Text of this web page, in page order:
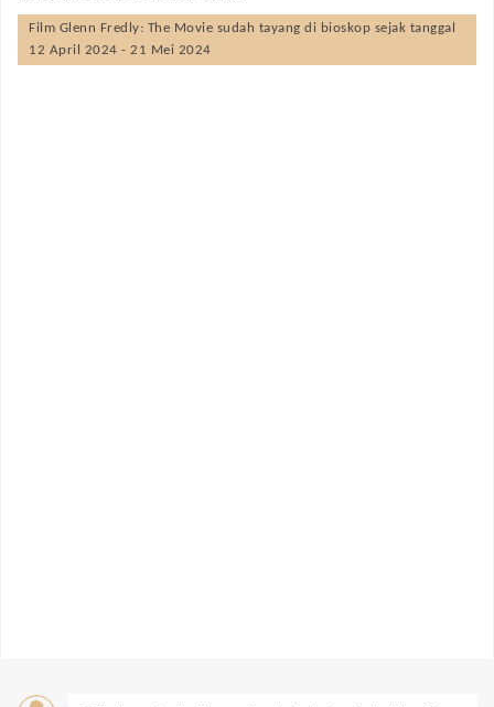
Film Glenn Fredly: The Movie sudah tayang di bioskop sejak tanggal
12 April 2024 - 21 Mei 2024